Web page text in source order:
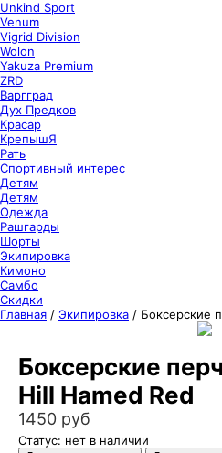
Unkind Sport
Venum
Vigrid Division
Wolon
Yakuza Premium
ZRD
Варгград
Дух Предков
Красар
КрепышЯ
Рать
Спортивный интерес
Детям
Детям
Одежда
Рашгарды
Шорты
Экипировка
Кимоно
Самбо
Скидки
Главная / Экипировка / Боксерские
Боксерские
Hill Hamed Red
1450 руб
Статус: нет в наличии